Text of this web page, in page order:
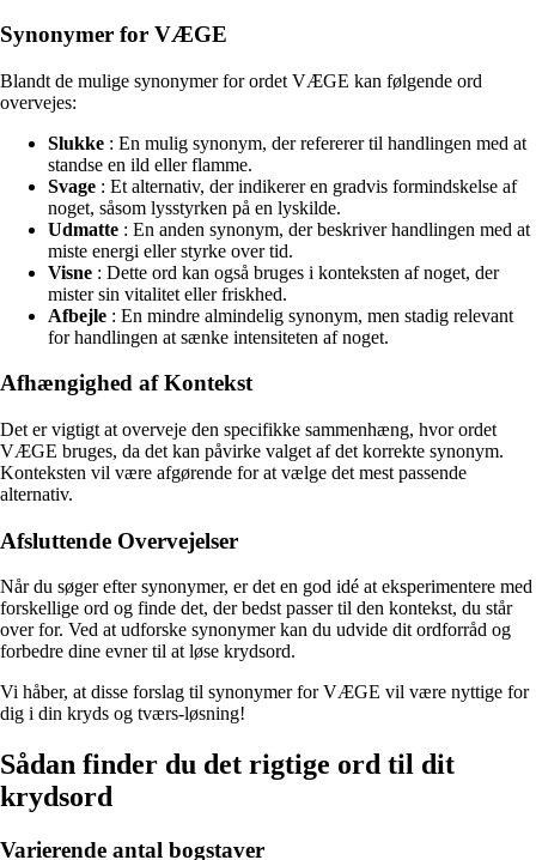
Synonymer for VÆGE
Blandt de mulige synonymer for ordet VÆGE kan følgende ord
overvejes:
Slukke : En mulig synonym, der refererer til handlingen med at
standse en ild eller flamme.
Svage : Et alternativ, der indikerer en gradvis formindskelse af
noget, såsom lysstyrken på en lyskilde.
Udmatte : En anden synonym, der beskriver handlingen med at
miste energi eller styrke over tid.
Visne : Dette ord kan også bruges i konteksten af noget, der
mister sin vitalitet eller friskhed.
Afbejle : En mindre almindelig synonym, men stadig relevant
for handlingen at sænke intensiteten af noget.
Afhængighed af Kontekst
Det er vigtigt at overveje den specifikke sammenhæng, hvor ordet
VÆGE bruges, da det kan påvirke valget af det korrekte synonym.
Konteksten vil være afgørende for at vælge det mest passende
alternativ.
Afsluttende Overvejelser
Når du søger efter synonymer, er det en god idé at eksperimentere med
forskellige ord og finde det, der bedst passer til den kontekst, du står
over for. Ved at udforske synonymer kan du udvide dit ordforråd og
forbedre dine evner til at løse krydsord.
Vi håber, at disse forslag til synonymer for VÆGE vil være nyttige for
dig i din kryds og tværs-løsning!
Sådan finder du det rigtige ord til dit
krydsord
Varierende antal bogstaver